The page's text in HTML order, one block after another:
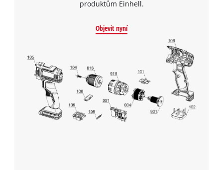
produktům Einhell.
Objevit nyní